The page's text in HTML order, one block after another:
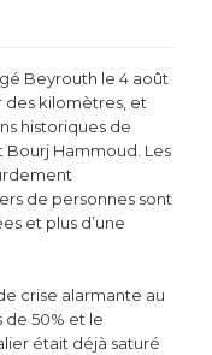
Beyrouth le 4 août
des kilomètres, et
historiques de
Bourj Hammoud. Les
de personnes sont
et plus d’une
crise alarmante au
de 50% et le
était déjà saturé